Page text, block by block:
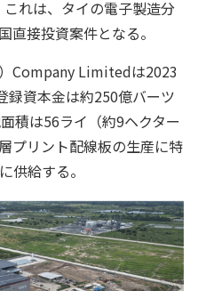
記事
れは、タイの電子製造分
直接投資案件となる。
Company Limitedは2023
録資本金は約250億バーツ
積は56ライ（約9ヘクター
プリント配線板の生産に特
供給する。